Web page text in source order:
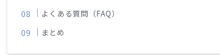
よくある質問（FAQ）
まとめ